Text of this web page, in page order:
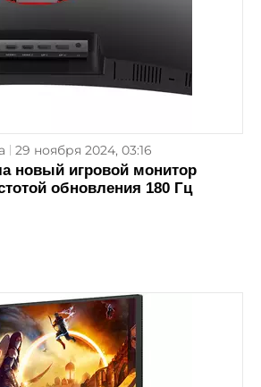
29 ноября 2024, 03:16
новый игровой монитор
обновления 180 Гц